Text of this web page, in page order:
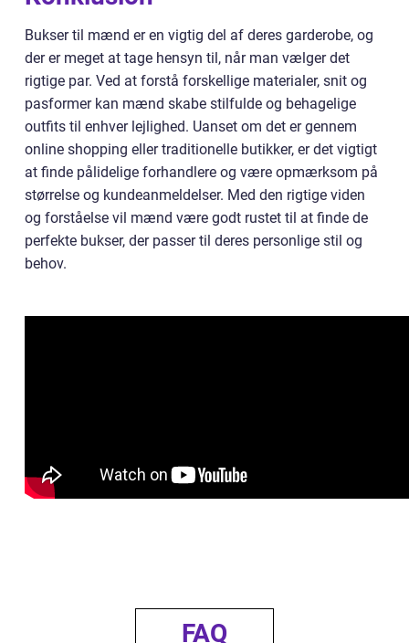
Bukser til mænd er en vigtig del af deres garderobe, og
der er meget at tage hensyn til, når man vælger det
rigtige par. Ved at forstå forskellige materialer, snit og
pasformer kan mænd skabe stilfulde og behagelige
outfits til enhver lejlighed. Uanset om det er gennem
online shopping eller traditionelle butikker, er det vigtigt
at finde pålidelige forhandlere og være opmærksom på
størrelse og kundeanmeldelser. Med den rigtige viden
og forståelse vil mænd være godt rustet til at finde de
perfekte bukser, der passer til deres personlige stil og
behov.
FAQ